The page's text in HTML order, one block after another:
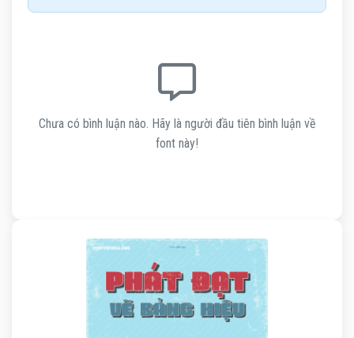
Chưa có bình luận nào. Hãy là người đầu tiên bình luận về
font này!